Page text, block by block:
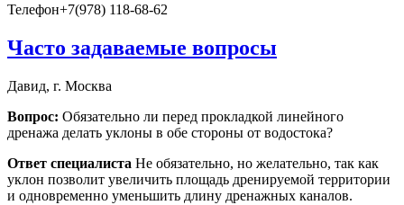
Телефон+7(978) 118-68-62
Часто задаваемые вопросы
Давид, г. Москва
Вопрос: Обязательно ли перед прокладкой линейного
дренажа делать уклоны в обе стороны от водостока?
Ответ специалиста Не обязательно, но желательно, так как
уклон позволит увеличить площадь дренируемой территории
и одновременно уменьшить длину дренажных каналов.